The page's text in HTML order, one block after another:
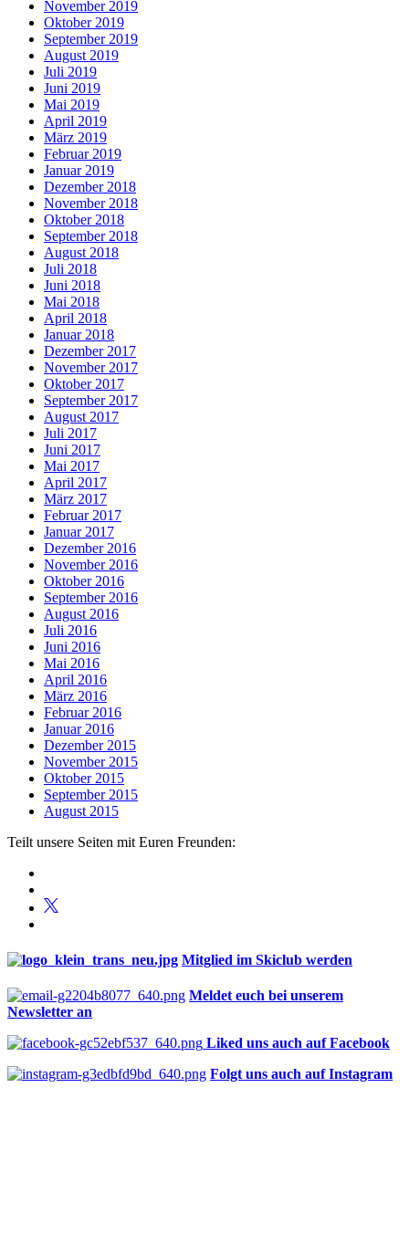
November 2019
Oktober 2019
September 2019
August 2019
Juli 2019
Juni 2019
Mai 2019
April 2019
März 2019
Februar 2019
Januar 2019
Dezember 2018
November 2018
Oktober 2018
September 2018
August 2018
Juli 2018
Juni 2018
Mai 2018
April 2018
Januar 2018
Dezember 2017
November 2017
Oktober 2017
September 2017
August 2017
Juli 2017
Juni 2017
Mai 2017
April 2017
März 2017
Februar 2017
Januar 2017
Dezember 2016
November 2016
Oktober 2016
September 2016
August 2016
Juli 2016
Juni 2016
Mai 2016
April 2016
März 2016
Februar 2016
Januar 2016
Dezember 2015
November 2015
Oktober 2015
September 2015
August 2015
Teilt unsere Seiten mit Euren Freunden:
Mitglied im Skiclub werden
Meldet euch bei unserem
Newsletter an
Liked uns auch auf Facebook
Folgt uns auch auf Instagram